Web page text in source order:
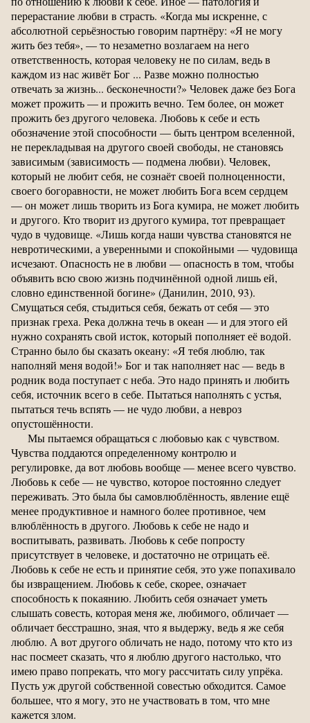
перерастание любви в страсть. «Когда мы искренне, с
абсолютной серьёзностью говорим партнёру: «Я не могу
жить без тебя», — то незаметно возлагаем на него
ответственность, которая человеку не по силам, ведь в
каждом из нас живёт Бог ... Разве можно полностью
отвечать за жизнь... бесконечности?» Человек даже без Бога
может прожить — и прожить вечно. Тем более, он может
прожить без другого человека. Любовь к себе и есть
обозначение этой способности — быть центром вселенной,
не перекладывая на другого своей свободы, не становясь
зависимым (зависимость — подмена любви). Человек,
который не любит себя, не сознаёт своей полноценности,
своего богоравности, не может любить Бога всем сердцем
— он может лишь творить из Бога кумира, не может любить
и другого. Кто творит из другого кумира, тот превращает
чудо в чудовище. «Лишь когда наши чувства становятся не
невротическими, а уверенными и спокойными — чудовища
исчезают. Опасность не в любви — опасность в том, чтобы
объявить всю свою жизнь подчинённой одной лишь ей,
словно единственной богине» (Данилин, 2010, 93).
Смущаться себя, стыдиться себя, бежать от себя — это
признак греха. Река должна течь в океан — и для этого ей
нужно сохранять свой исток, который пополняет её водой.
Странно было бы сказать океану: «Я тебя люблю, так
наполняй меня водой!» Бог и так наполняет нас — ведь в
родник вода поступает с неба. Это надо принять и любить
себя, источник всего в себе. Пытаться наполнять с устья,
пытаться течь вспять — не чудо любви, а невроз
опустошённости.
Мы пытаемся обращаться с любовью как с чувством.
Чувства поддаются определенному контролю и
регулировке, да вот любовь вообще — менее всего чувство.
Любовь к себе — не чувство, которое постоянно следует
переживать. Это была бы самовлюблённость, явление ещё
менее продуктивное и намного более противное, чем
влюблённость в другого. Любовь к себе не надо и
воспитывать, развивать. Любовь к себе попросту
присутствует в человеке, и достаточно не отрицать её.
Любовь к себе не есть и принятие себя, это уже попахивало
бы извращением. Любовь к себе, скорее, означает
способность к покаянию. Любить себя означает уметь
слышать совесть, которая меня же, любимого, обличает —
обличает бесстрашно, зная, что я выдержу, ведь я же себя
люблю. А вот другого обличать не надо, потому что кто из
нас посмеет сказать, что я люблю другого настолько, что
имею право попрекать, что могу рассчитать силу упрёка.
Пусть уж другой собственной совестью обходится. Самое
большее, что я могу, это не участвовать в том, что мне
кажется злом.